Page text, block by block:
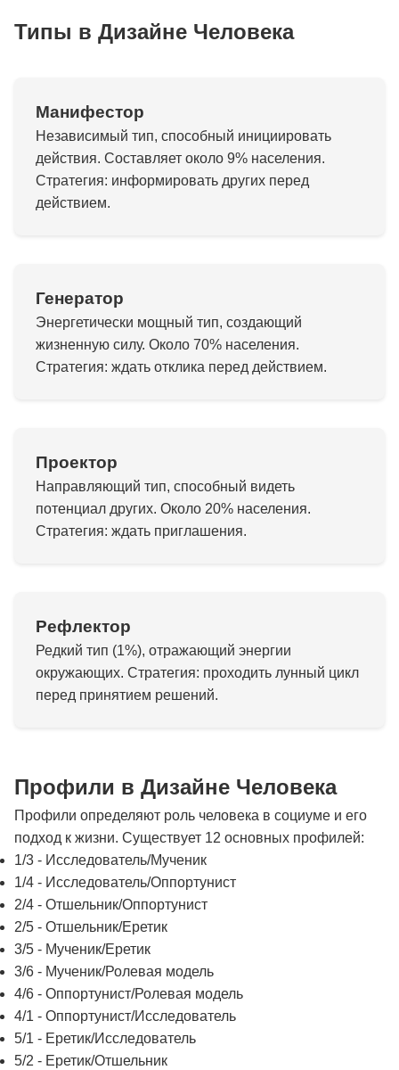
Типы в Дизайне Человека
Манифестор
Независимый тип, способный инициировать
действия. Составляет около 9% населения.
Стратегия: информировать других перед
действием.
Генератор
Энергетически мощный тип, создающий
жизненную силу. Около 70% населения.
Стратегия: ждать отклика перед действием.
Проектор
Направляющий тип, способный видеть
потенциал других. Около 20% населения.
Стратегия: ждать приглашения.
Рефлектор
Редкий тип (1%), отражающий энергии
окружающих. Стратегия: проходить лунный цикл
перед принятием решений.
Профили в Дизайне Человека
Профили определяют роль человека в социуме и его
подход к жизни. Существует 12 основных профилей:
1/3 - Исследователь/Мученик
1/4 - Исследователь/Оппортунист
2/4 - Отшельник/Оппортунист
2/5 - Отшельник/Еретик
3/5 - Мученик/Еретик
3/6 - Мученик/Ролевая модель
4/6 - Оппортунист/Ролевая модель
4/1 - Оппортунист/Исследователь
5/1 - Еретик/Исследователь
5/2 - Еретик/Отшельник